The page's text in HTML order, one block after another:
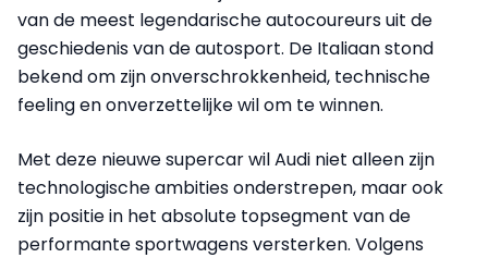
van de meest legendarische autocoureurs uit de
geschiedenis van de autosport. De Italiaan stond
bekend om zijn onverschrokkenheid, technische
feeling en onverzettelijke wil om te winnen.
Met deze nieuwe supercar wil Audi niet alleen zijn
technologische ambities onderstrepen, maar ook
zijn positie in het absolute topsegment van de
performante sportwagens versterken. Volgens